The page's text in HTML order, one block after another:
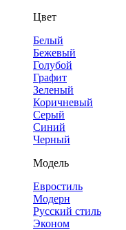
Цвет
Белый
Бежевый
Голубой
Графит
Зеленый
Коричневый
Серый
Синий
Черный
Модель
Евростиль
Модерн
Русский стиль
Эконом